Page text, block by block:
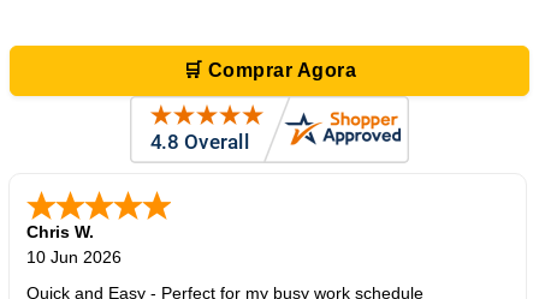
🛒 Comprar Agora
Zi -TX,united states